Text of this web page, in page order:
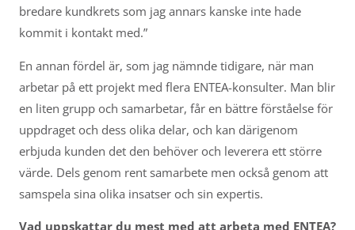
bredare kundkrets som jag annars kanske inte hade
kommit i kontakt med.”
En annan fördel är, som jag nämnde tidigare, när man
arbetar på ett projekt med flera ENTEA-konsulter. Man blir
en liten grupp och samarbetar, får en bättre förståelse för
uppdraget och dess olika delar, och kan därigenom
erbjuda kunden det den behöver och leverera ett större
värde. Dels genom rent samarbete men också genom att
samspela sina olika insatser och sin expertis.
Vad uppskattar du mest med att arbeta med ENTEA?